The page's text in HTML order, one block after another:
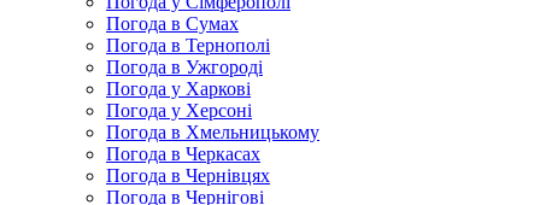
Погода в Сумах
Погода в Тернополі
Погода в Ужгороді
Погода у Харкові
Погода у Херсоні
Погода в Хмельницькому
Погода в Черкасах
Погода в Чернівцях
Погода в Чернігові